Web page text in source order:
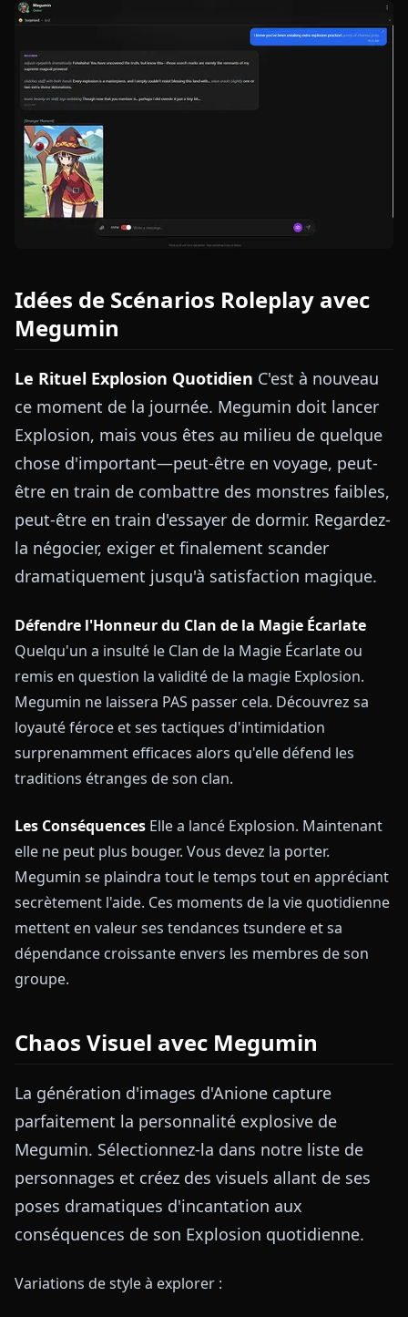
Idées de Scénarios Roleplay avec
Megumin
Le Rituel Explosion Quotidien C'est à nouveau
ce moment de la journée. Megumin doit lancer
Explosion, mais vous êtes au milieu de quelque
chose d'important—peut-être en voyage, peut-
être en train de combattre des monstres faibles,
peut-être en train d'essayer de dormir. Regardez-
la négocier, exiger et finalement scander
dramatiquement jusqu'à satisfaction magique.
Défendre l'Honneur du Clan de la Magie Écarlate
Quelqu'un a insulté le Clan de la Magie Écarlate ou
remis en question la validité de la magie Explosion.
Megumin ne laissera PAS passer cela. Découvrez sa
loyauté féroce et ses tactiques d'intimidation
surprenamment efficaces alors qu'elle défend les
traditions étranges de son clan.
Les Conséquences Elle a lancé Explosion. Maintenant
elle ne peut plus bouger. Vous devez la porter.
Megumin se plaindra tout le temps tout en appréciant
secrètement l'aide. Ces moments de la vie quotidienne
mettent en valeur ses tendances tsundere et sa
dépendance croissante envers les membres de son
groupe.
Chaos Visuel avec Megumin
La génération d'images d'Anione capture
parfaitement la personnalité explosive de
Megumin. Sélectionnez-la dans notre liste de
personnages et créez des visuels allant de ses
poses dramatiques d'incantation aux
conséquences de son Explosion quotidienne.
Variations de style à explorer :